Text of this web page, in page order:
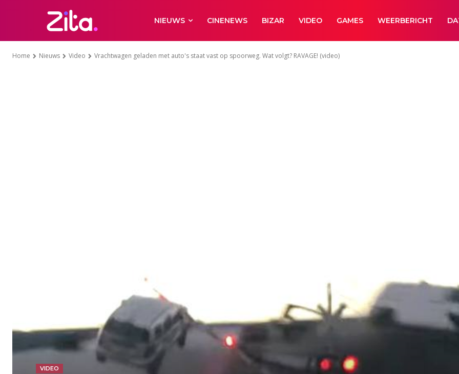
NIEUWS CINENEWS BIZAR VIDEO GAMES WEERBERICHT
Home Nieuws Video Vrachtwagen geladen met auto's staat vast op spoorweg. Wat volgt? RAVAGE! (video)
VIDEO